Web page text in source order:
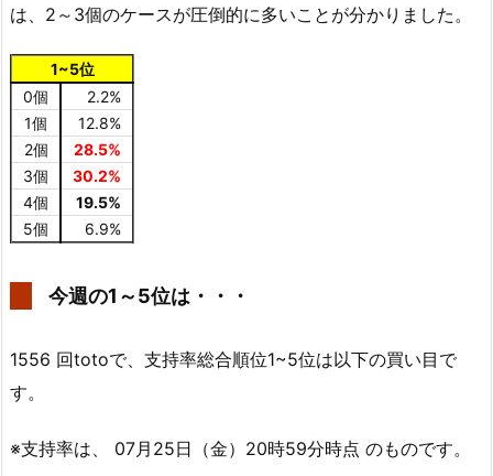
は、2～3個のケースが圧倒的に多いことが分かりました。
1~5位
0個
2.2%
1個
12.8%
2個
28.5%
3個
30.2%
4個
19.5%
5個
6.9%
今週の1～5位は・・・
1556 回totoで、支持率総合順位1~5位は以下の買い目で
す。
※支持率は、 07月25日（金）20時59分時点 のものです。